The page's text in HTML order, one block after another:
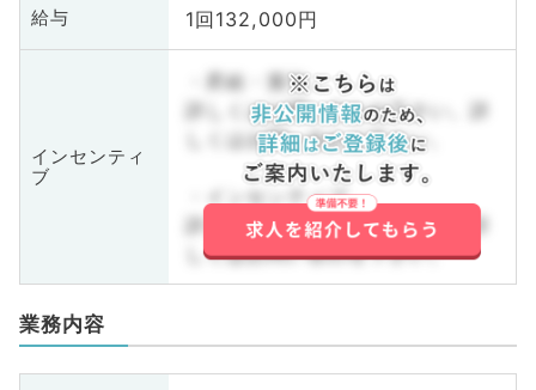
給与 1回132,000円
インセンティ
ブ
・昇給・賞与
詳しくはお問い合わせ下さい。詳
しくはお問い合わせ下さい。
・インセンティブ
詳しくはお問い合わせ下さい。詳
しくはお問い合わせ下さい。
業務内容